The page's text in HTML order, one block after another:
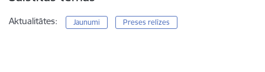
Aktualitātes: Jaunumi Preses relīzes